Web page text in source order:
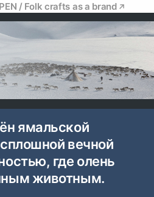
/ Folk crafts as a brand
ямальской
вечной
где олень
животным.